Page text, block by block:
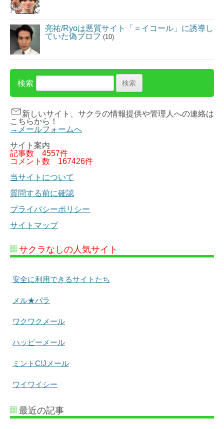
亮祐/Ryoは悪質サイト「＝イコール」に誘導し
ていた偽プロフ (10)
検索
新しいサイト、サクラの情報提供や管理人への連絡は
こちらから！
→メールフォームへ
サイト案内
記事数 4557件
コメント数 167426件
当サイトについて
質問する前に確認
プライバシーポリシー
サイトマップ
サクラなしの人気サイト
安全に利用できるサイトたち
メル★パラ
ワクワクメール
ハッピーメール
ミントC!Jメール
ワイワイシー
最近の記事